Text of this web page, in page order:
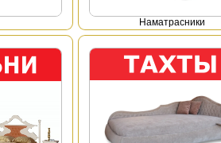
Наматрасники